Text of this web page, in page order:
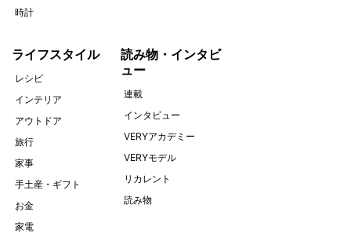
時計
ライフスタイル
レシピ
インテリア
アウトドア
旅行
家事
手土産・ギフト
お金
家電
読み物・インタビ
ュー
連載
インタビュー
VERYアカデミー
VERYモデル
リカレント
読み物